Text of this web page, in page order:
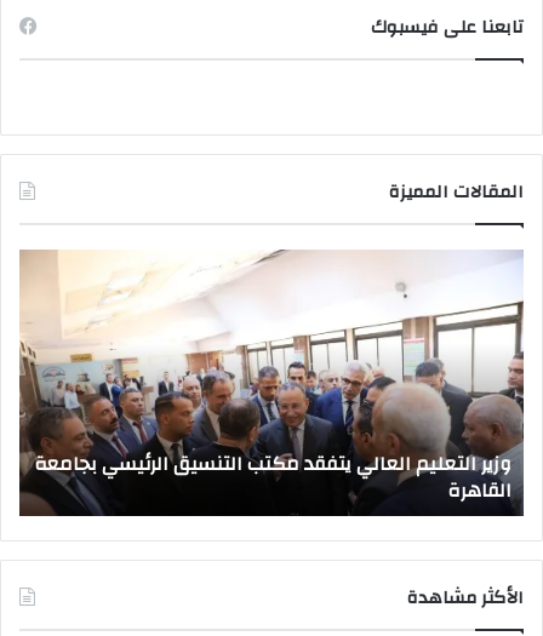
تابعنا على فيسبوك
المقالات المميزة
وزير
العالي
يتفقد
مكتب
التنسيق
الرئيسي
بجامعة
القاهرة
وزير التعليم العالي يتفقد مكتب التنسيق الرئيسي بجامعة
القاهرة
الأكثر مشاهدة